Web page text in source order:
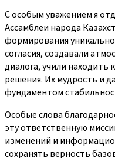
С особым уважением я
Ассамблеи народа
формирования
согласия, создавали
диалога, учили
решения. Их мудрость и
фундаментом
Особые слова
эту ответственную
изменений и
сохранять верность